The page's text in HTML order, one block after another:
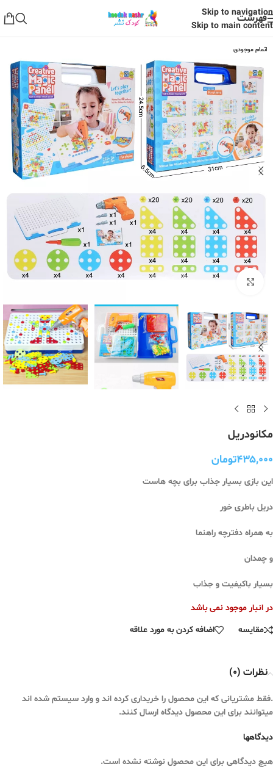
Skip to navigation
Skip to main content
فهرست
اتمام موجودی
برای بزرگنمایی کلیک کنید
مکانودریل
۴۳۵,۰۰۰تومان
این بازی بسیار جذاب برای بچه هاست
دریل باطری خور
به همراه دفترچه راهنما
و چمدان
بسیار باکیفیت و جذاب
در انبار موجود نمی باشد
مقایسه
اضافه کردن به مورد علاقه
نظرات (0)
دیدگاهها
هیچ دیدگاهی برای این محصول نوشته نشده است.
.فقط مشتریانی که این محصول را خریداری کرده اند و وارد سیستم شده اند
میتوانند برای این محصول دیدگاه ارسال کنند.